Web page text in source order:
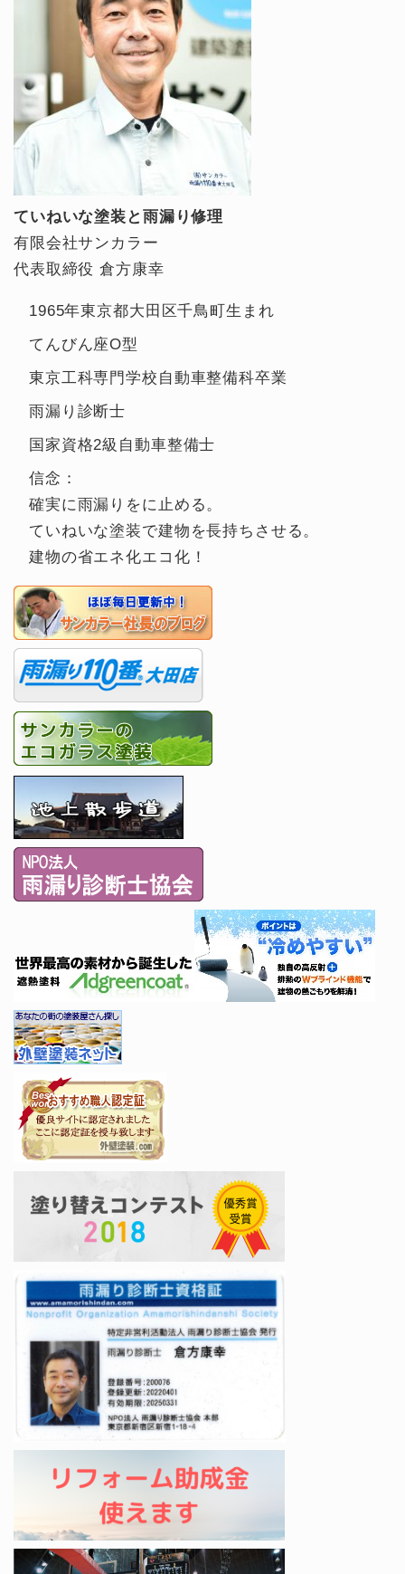
ていねいな塗装と雨漏り修理
有限会社サンカラー
代表取締役 倉方康幸
1965年東京都大田区千鳥町生まれ
てんびん座O型
東京工科専門学校自動車整備科卒業
雨漏り診断士
国家資格2級自動車整備士
信念：
確実に雨漏りをに止める。
ていねいな塗装で建物を長持ちさせる。
建物の省エネ化エコ化！